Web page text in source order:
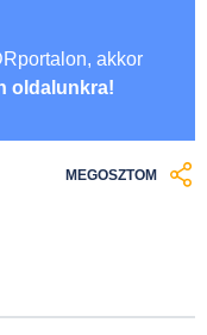
akkor
oldalunkra!
MEGOSZTOM